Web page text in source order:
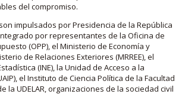
del compromiso.
impulsados por Presidencia de la República
por representantes de la Oficina de
(OPP), el Ministerio de Economía y
de Relaciones Exteriores (MRREE), el
(INE), la Unidad de Acceso a la
el Instituto de Ciencia Política de la Facultad
la UDELAR, organizaciones de la sociedad civil